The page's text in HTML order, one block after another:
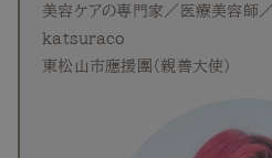
美容ケアの専門家／医療美容師／
katsuraco
東松山市應援團（親善大使）